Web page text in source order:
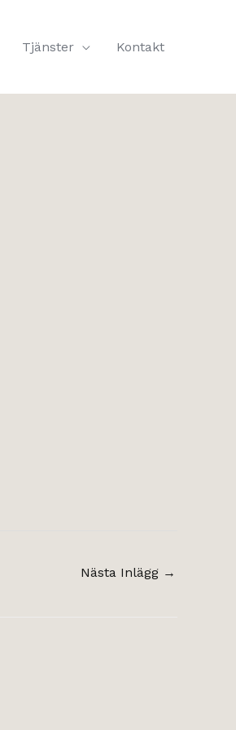
Tjänster Kontakt
Nästa Inlägg →